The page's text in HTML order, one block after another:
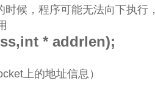
候，程序可能无法向下执行，
* addrlen);
上的地址信息）